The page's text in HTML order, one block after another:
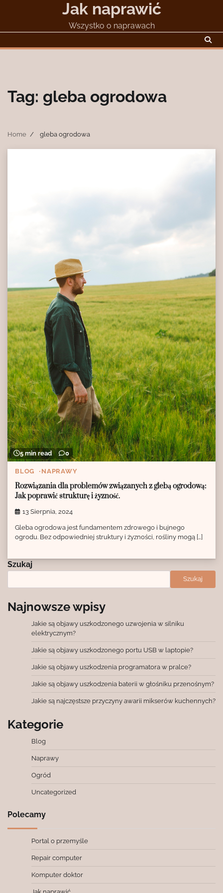
Jak naprawić
Wszystko o naprawach
Tag: gleba ogrodowa
Home gleba ogrodowa
5 min read 0
BLOG NAPRAWY
Rozwiązania dla problemów związanych z glebą ogrodową:
Jak poprawić strukturę i żyzność.
13 Sierpnia, 2024
Gleba ogrodowa jest fundamentem zdrowego i bujnego
ogrodu. Bez odpowiedniej struktury i żyzności, rośliny mogą […]
Szukaj
Szukaj
Najnowsze wpisy
Jakie są objawy uszkodzonego uzwojenia w silniku
elektrycznym?
Jakie są objawy uszkodzonego portu USB w laptopie?
Jakie są objawy uszkodzenia programatora w pralce?
Jakie są objawy uszkodzenia baterii w głośniku przenośnym?
Jakie są najczęstsze przyczyny awarii mikserów kuchennych?
Kategorie
Blog
Naprawy
Ogród
Uncategorized
Polecamy
Portal o przemyśle
Repair computer
Komputer doktor